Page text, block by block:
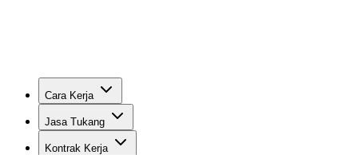
Cara Kerja
Jasa Tukang
Kontrak Kerja